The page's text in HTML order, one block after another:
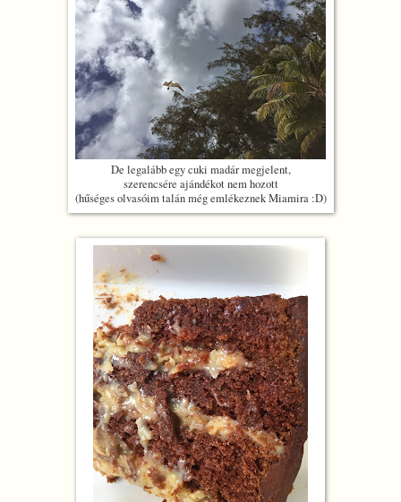
De legalább egy cuki madár megjelent,
szerencsére ajándékot nem hozott
(hűséges olvasóim talán még emlékeznek Miamira :D)